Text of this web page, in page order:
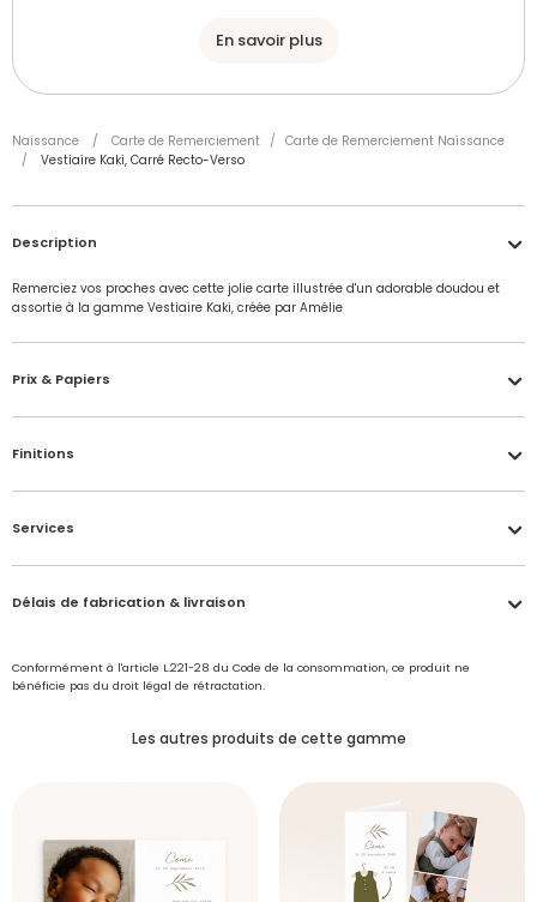
Accéder à mon compte
Vous avez reçu un échantillon
En savoir plus
Naissance / Carte de Remerciement / Carte de Remerciement Naissance
/
Vestiaire Kaki, Carré Recto-Verso
Description
Remerciez vos proches avec cette jolie carte illustrée d'un adorable doudou et
assortie à la gamme Vestiaire Kaki, créée par Amélie
Prix & Papiers
Finitions
Vernis brillant
Donnez peps et éclat à vos photos ! Le vernis brillant sublime vos
Services
Échantillon personnalisé offert
Créez la carte de votre choix dans le studio de personnalisation,
Délais de fabrication & livraison
Délais de fabrication et de traitement de votre
Conformément à l'article L.221-28 du Code de la consommation, ce produit ne
bénéficie pas du droit légal de rétractation.
Les autres produits de cette gamme